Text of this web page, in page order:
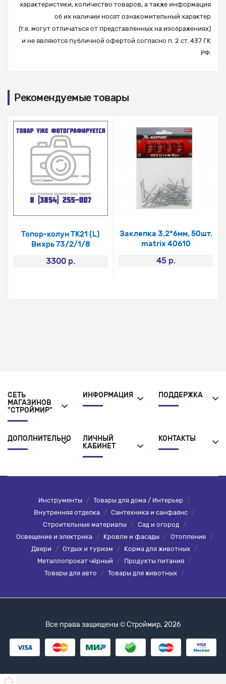
характеристики, количество товаров, а также информация
об их наличии носят ознакомительный характер
(т.е. могут отличаться от представленных на изображениях)
и не являются публичной офертой согласно п. 2 ст. 437 ГК
РФ.
Рекомендуемые товары
Топор-колун ТК21 (L)
Вихрь 73/2/1/8
3300 р.
Заклепка 3,2*6мм, 50шт.
matrix 40610
45 р.
СЕТЬ
МАГАЗИНОВ
"СТРОЙМИР"
ИНФОРМАЦИЯ ПОДДЕРЖКА
ДОПОЛНИТЕЛЬНО
ЛИЧНЫЙ
КАБИНЕТ
КОНТАКТЫ
Инструменты / Товары для дома / Интерьер /
Внутренняя отделка / Сантехника и санфаянс /
Строительные материалы
/ Сад и огород
/
Освещение и электрика
/ Кровли и фасады / Отопление
/
Двери
/ Отдых и туризм / Корма для животных /
Металлопрокат чёрный
/ Продукты питания /
Товары для авто
/ Товары для животных /
Все права защищены © Строймир, 2026